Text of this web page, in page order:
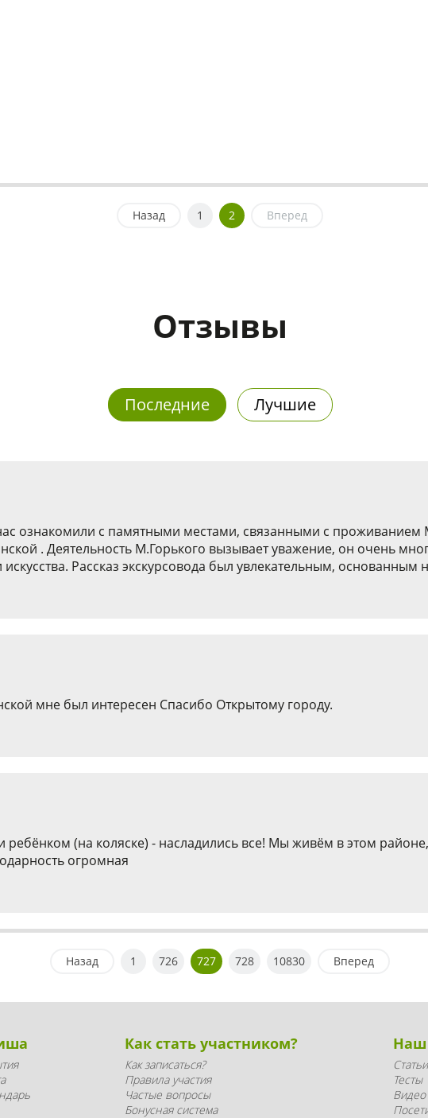
Назад 1 2 Вперед
Отзывы
Последние Лучшие
ознакомили с памятными местами, связанными с проживанием
. Деятельность М.Горького вызывает уважение, он очень
Рассказ экскурсовода был увлекательным,
мне был интересен Спасибо Открытому городу.
(на коляске) - насладились все! Мы живём в этом
огромная
Назад 1 726 727 728 10830 Вперед
Как стать участником?
Как записаться?
Правила участия
Частые вопросы
Бонусная система
Наш
Статьи
Тесты
Видео